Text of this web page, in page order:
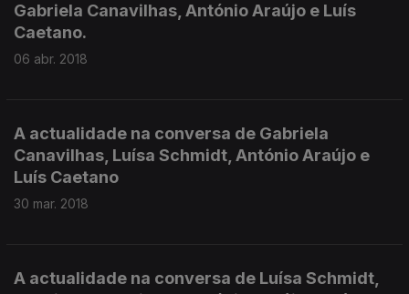
Gabriela Canavilhas, António Araújo e Luís
Caetano.
06 abr. 2018
A actualidade na conversa de Gabriela
Canavilhas, Luísa Schmidt, António Araújo e
Luís Caetano
30 mar. 2018
A actualidade na conversa de Luísa Schmidt,